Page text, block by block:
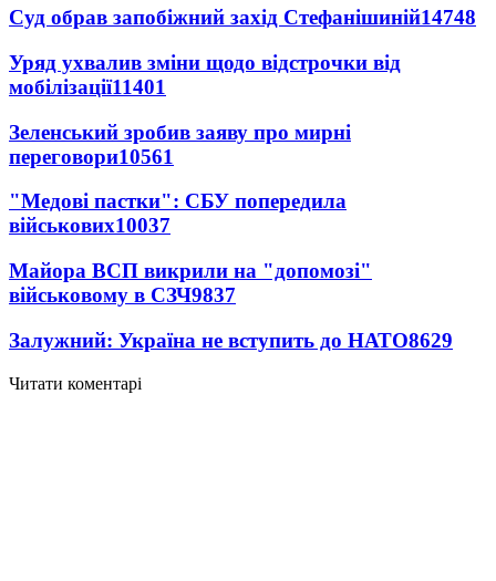
Суд обрав запобіжний захід Стефанішиній14748
Уряд ухвалив зміни щодо відстрочки від
мобілізації11401
Зеленський зробив заяву про мирні
переговори10561
"Медові пастки": СБУ попередила
військових10037
Майора ВСП викрили на "допомозі"
військовому в СЗЧ9837
Залужний: Україна не вступить до НАТО8629
Читати коментарі